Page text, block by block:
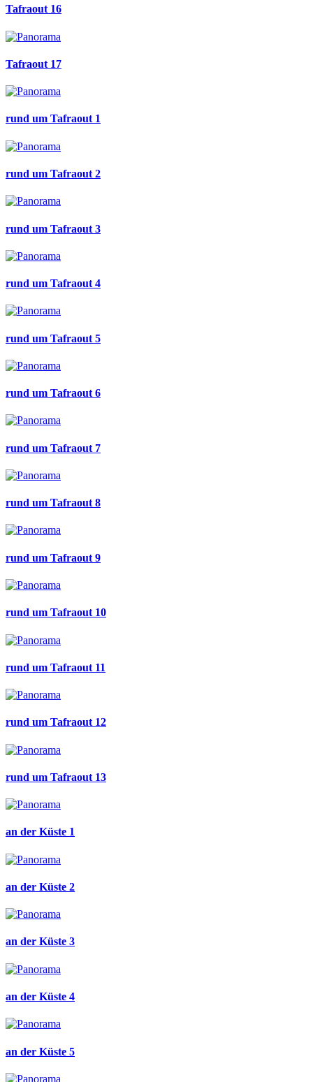
Tafraout 16
Tafraout 17
rund um Tafraout 1
rund um Tafraout 2
rund um Tafraout 3
rund um Tafraout 4
rund um Tafraout 5
rund um Tafraout 6
rund um Tafraout 7
rund um Tafraout 8
rund um Tafraout 9
rund um Tafraout 10
rund um Tafraout 11
rund um Tafraout 12
rund um Tafraout 13
an der Küste 1
an der Küste 2
an der Küste 3
an der Küste 4
an der Küste 5